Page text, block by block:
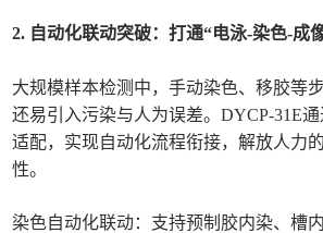
2. 自动化联动突破：打通“电泳-染色-成
大规模样本检测中，手动染色、移胶等
还易引入污染与人为误差。DYCP-31E
适配，实现自动化流程衔接，解放人力
性。
染色自动化联动：支持预制胶内染、槽